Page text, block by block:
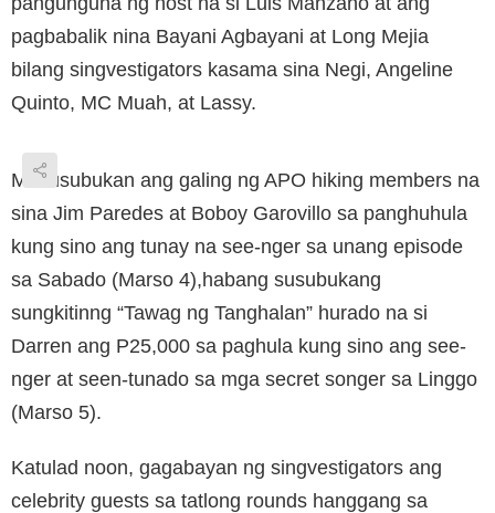
pagbabalik nina Bayani Agbayani at Long Mejia
bilang singvestigators kasama sina Negi, Angeline
Quinto, MC Muah, at Lassy.
Masusubukan ang galing ng APO hiking members na
sina Jim Paredes at Boboy Garovillo sa panghuhula
kung sino ang tunay na see-nger sa unang episode
sa Sabado (Marso 4),habang susubukang
sungkitinng “Tawag ng Tanghalan” hurado na si
Darren ang P25,000 sa paghula kung sino ang see-
nger at seen-tunado sa mga secret songer sa Linggo
(Marso 5).
Katulad noon, gagabayan ng singvestigators ang
celebrity guests sa tatlong rounds hanggang sa